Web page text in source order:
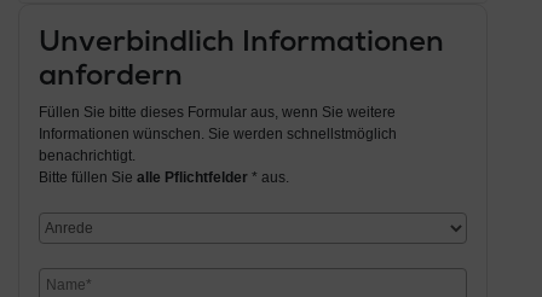
Unverbindlich Informationen
anfordern
Füllen Sie bitte dieses Formular aus, wenn Sie weitere
Informationen wünschen. Sie werden schnellstmöglich
benachrichtigt.
Bitte füllen Sie alle Pflichtfelder * aus.